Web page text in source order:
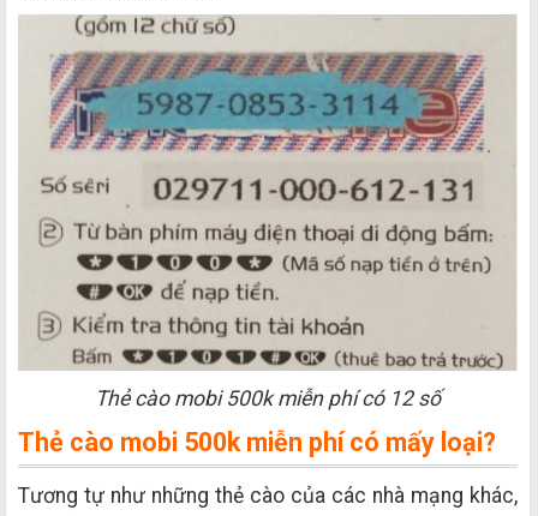
Thẻ cào mobi 500k miễn phí có 12 số
Thẻ cào mobi 500k miễn phí có mấy loại?
Tương tự như những thẻ cào của các nhà mạng khác,